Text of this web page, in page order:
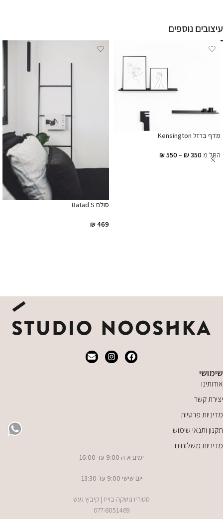
עיצובים נוספים
מדף ברזל Kensington
החל מ ₪350
–
₪550
סולם Batad S
₪469
שימושי
אודותינו
יצירת קשר
מדיניות פרטיות
תקנון ותנאי שימוש
מדיניות משלוחים
ימים א-ה 9:00 עד 16:00
יום שישי 9:00 עד 13:30
סטודיו נושקה בוייז | קיבוץ געש
077-8051469